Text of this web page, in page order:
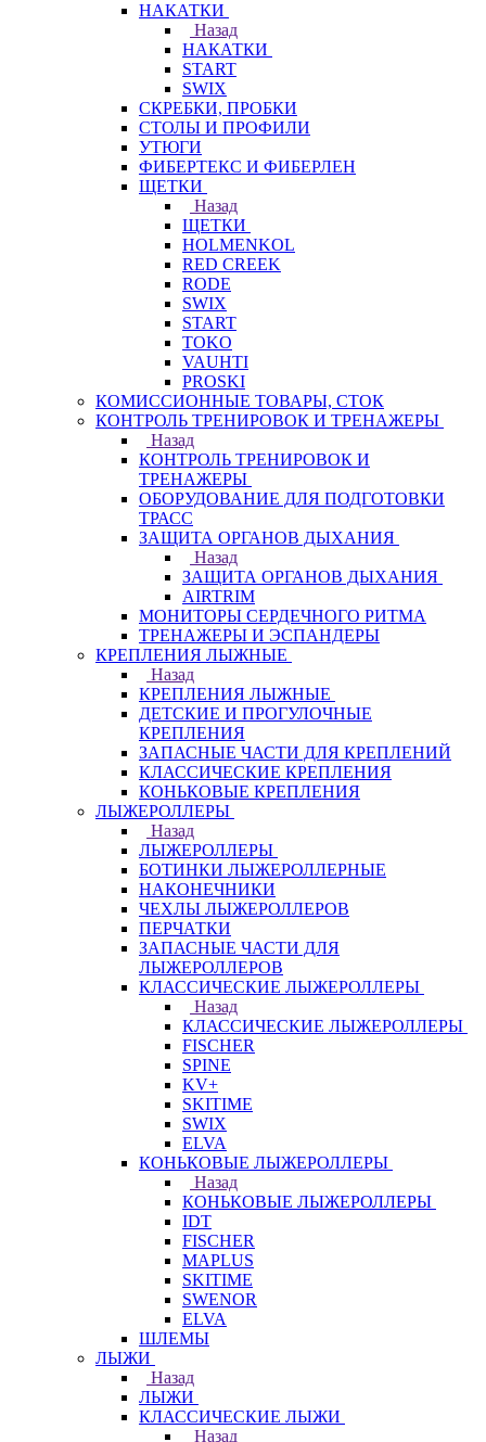
НАКАТКИ
Назад
НАКАТКИ
START
SWIX
СКРЕБКИ, ПРОБКИ
СТОЛЫ И ПРОФИЛИ
УТЮГИ
ФИБЕРТЕКС И ФИБЕРЛЕН
ЩЕТКИ
Назад
ЩЕТКИ
HOLMENKOL
RED CREEK
RODE
SWIX
START
TOKO
VAUHTI
PROSKI
КОМИССИОННЫЕ ТОВАРЫ, СТОК
КОНТРОЛЬ ТРЕНИРОВОК И ТРЕНАЖЕРЫ
Назад
КОНТРОЛЬ ТРЕНИРОВОК И
ТРЕНАЖЕРЫ
ОБОРУДОВАНИЕ ДЛЯ ПОДГОТОВКИ
ТРАСС
ЗАЩИТА ОРГАНОВ ДЫХАНИЯ
Назад
ЗАЩИТА ОРГАНОВ ДЫХАНИЯ
AIRTRIM
МОНИТОРЫ СЕРДЕЧНОГО РИТМА
ТРЕНАЖЕРЫ И ЭСПАНДЕРЫ
КРЕПЛЕНИЯ ЛЫЖНЫЕ
Назад
КРЕПЛЕНИЯ ЛЫЖНЫЕ
ДЕТСКИЕ И ПРОГУЛОЧНЫЕ
КРЕПЛЕНИЯ
ЗАПАСНЫЕ ЧАСТИ ДЛЯ КРЕПЛЕНИЙ
КЛАССИЧЕСКИЕ КРЕПЛЕНИЯ
КОНЬКОВЫЕ КРЕПЛЕНИЯ
ЛЫЖЕРОЛЛЕРЫ
Назад
ЛЫЖЕРОЛЛЕРЫ
БОТИНКИ ЛЫЖЕРОЛЛЕРНЫЕ
НАКОНЕЧНИКИ
ЧЕХЛЫ ЛЫЖЕРОЛЛЕРОВ
ПЕРЧАТКИ
ЗАПАСНЫЕ ЧАСТИ ДЛЯ
ЛЫЖЕРОЛЛЕРОВ
КЛАССИЧЕСКИЕ ЛЫЖЕРОЛЛЕРЫ
Назад
КЛАССИЧЕСКИЕ ЛЫЖЕРОЛЛЕРЫ
FISCHER
SPINE
KV+
SKITIME
SWIX
ELVA
КОНЬКОВЫЕ ЛЫЖЕРОЛЛЕРЫ
Назад
КОНЬКОВЫЕ ЛЫЖЕРОЛЛЕРЫ
IDT
FISCHER
MAPLUS
SKITIME
SWENOR
ELVA
ШЛЕМЫ
ЛЫЖИ
Назад
ЛЫЖИ
КЛАССИЧЕСКИЕ ЛЫЖИ
Назад